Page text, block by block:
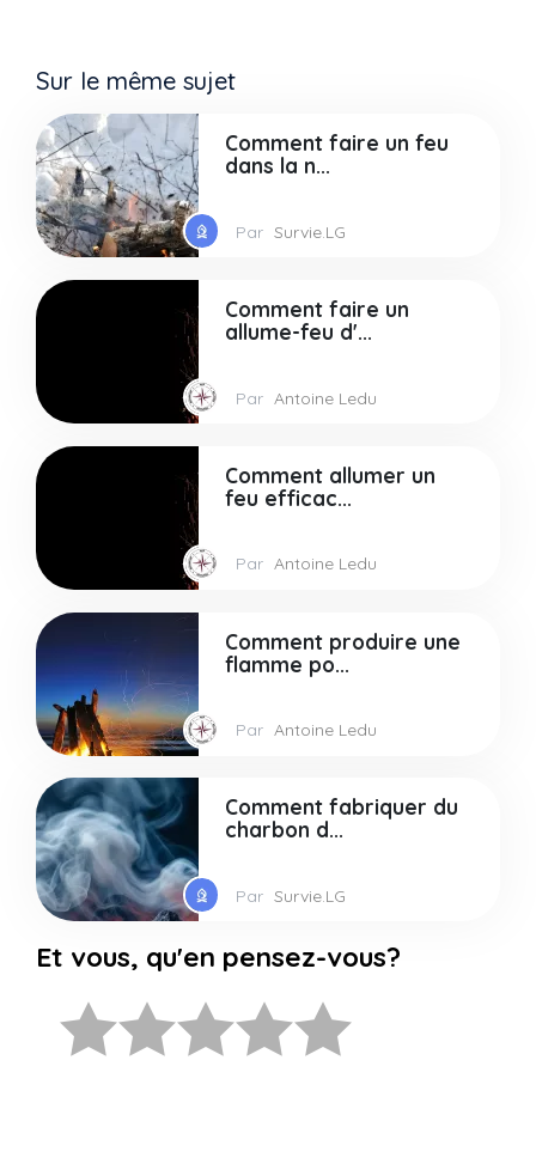
Sur le même sujet
Comment faire un feu
dans la n...
Par Survie.LG
Comment faire un
allume-feu d'...
Par Antoine Ledu
Comment allumer un
feu efficac...
Par Antoine Ledu
Comment produire une
flamme po...
Par Antoine Ledu
Comment fabriquer du
charbon d...
Par Survie.LG
Et vous, qu'en pensez-vous?